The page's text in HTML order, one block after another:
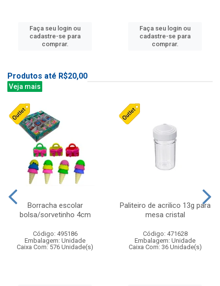
Faça seu login ou
cadastre-se para
comprar.
Faça seu login ou
cadastre-se para
comprar.
Produtos até R$20,00
Veja mais
Borracha escolar
bolsa/sorvetinho 4cm
Código: 495186
Embalagem: Unidade
Caixa Com: 576 Unidade(s)
Paliteiro de acrilico 13g para
mesa cristal
Código: 471628
Embalagem: Unidade
Caixa Com: 36 Unidade(s)